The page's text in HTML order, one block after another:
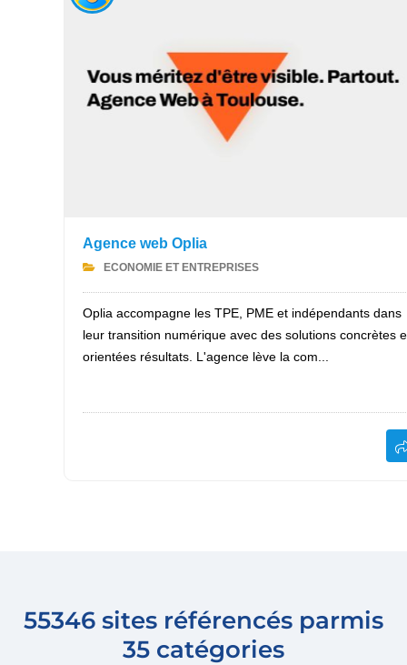
Agence web Oplia
ECONOMIE ET ENTREPRISES
Oplia accompagne les TPE, PME et indépendants dans
leur transition numérique avec des solutions concrètes
orientées résultats. L'agence lève la com...
55346 sites référencés parmis
35 catégories